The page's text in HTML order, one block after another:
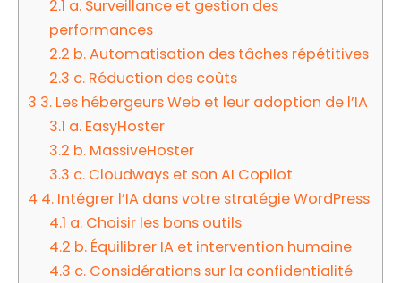
2.1 a. Surveillance et gestion des
performances
2.2 b. Automatisation des tâches répétitives
2.3 c. Réduction des coûts
3 3. Les hébergeurs Web et leur adoption de l’IA
3.1 a. EasyHoster
3.2 b. MassiveHoster
3.3 c. Cloudways et son AI Copilot
4 4. Intégrer l’IA dans votre stratégie WordPress
4.1 a. Choisir les bons outils
4.2 b. Équilibrer IA et intervention humaine
4.3 c. Considérations sur la confidentialité